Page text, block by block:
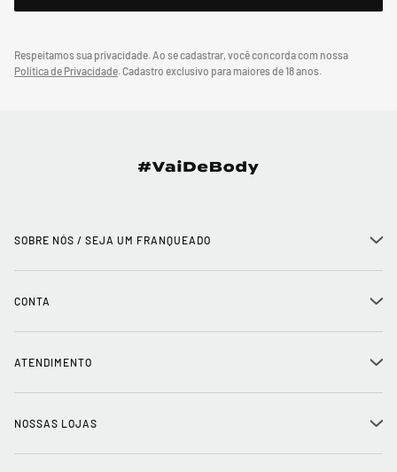
Respeitamos sua privacidade. Ao se cadastrar, você concorda com nossa
Política de Privacidade.Cadastro exclusivo para maiores de 18 anos.
SOBRE NÓS / SEJA UM FRANQUEADO +
Trabalhe conosco
CONTA +
Meus pedidos
ATENDIMENTO +
NOSSAS LOJAS +